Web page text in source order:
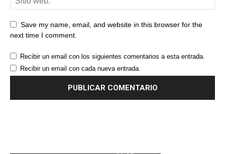
Save my name, email, and website in this browser for the
next time I comment.
Recibir un email con los siguientes comentarios a esta entrada.
Recibir un email con cada nueva entrada.